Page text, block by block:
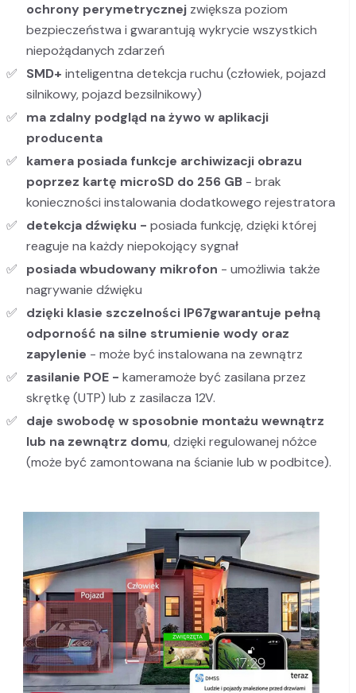
ochrony perymetrycznej zwiększa poziom
bezpieczeństwa i gwarantują wykrycie wszystkich
niepożądanych zdarzeń
SMD+ inteligentna detekcja ruchu (człowiek, pojazd
silnikowy, pojazd bezsilnikowy)
ma zdalny podgląd na żywo w aplikacji
producenta
kamera posiada funkcje archiwizacji obrazu
poprzez kartę microSD do 256 GB - brak
konieczności instalowania dodatkowego rejestratora
detekcja dźwięku - posiada funkcję, dzięki której
reaguje na każdy niepokojący sygnał
posiada wbudowany mikrofon - umożliwia także
nagrywanie dźwięku
dzięki klasie szczelności IP67gwarantuje pełną
odporność na silne strumienie wody oraz
zapylenie - może być instalowana na zewnątrz
zasilanie POE - kameramoże być zasilana przez
skrętkę (UTP) lub z zasilacza 12V.
daje swobodę w sposobnie montażu wewnątrz
lub na zewnątrz domu, dzięki regulowanej nóżce
(może być zamontowana na ścianie lub w podbitce).